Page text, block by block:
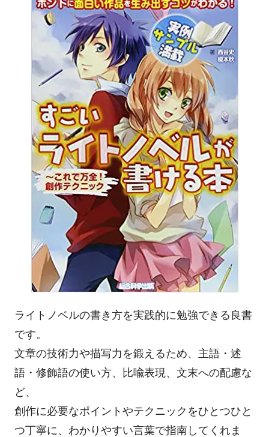
ライトノベルの書き方を実践的に勉強できる良書
です。
文章の技術力や描写力を鍛えるため、主語・述
語・修飾語の使い方、比喩表現、文末への配慮な
ど、
創作に必要なポイントやテクニックをひとつひと
つ丁寧に、わかりやすい言葉で指南してくれま